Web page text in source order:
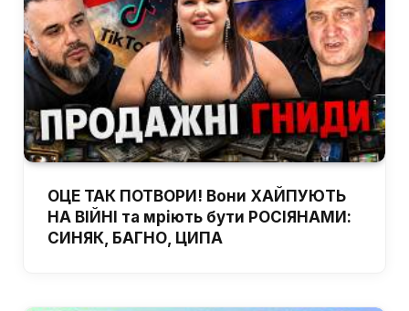
ОЦЕ ТАК ПОТВОРИ! Вони ХАЙПУЮТЬ
НА ВІЙНІ та мріють бути РОСІЯНАМИ:
СИНЯК, БАГНО, ЦИПА